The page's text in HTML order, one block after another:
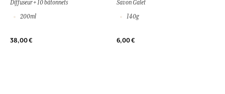
Diffuseur + 10 bâtonnets
200ml
38,00 €
Savon Galet
140g
6,00 €